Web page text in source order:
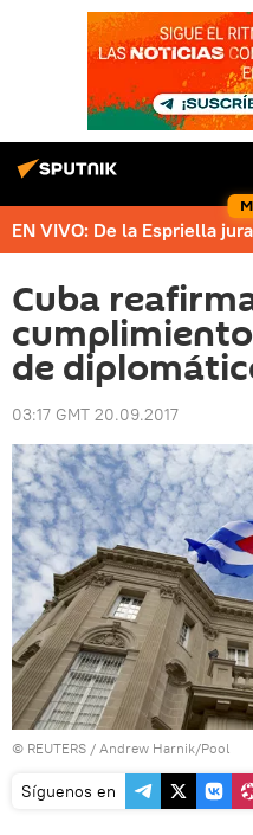
EN VIVO: De la Espriella
Cuba
de
03:17 GMT 20.09.2017
© REUTERS / Andrew Harnik/Pool
Síguenos en